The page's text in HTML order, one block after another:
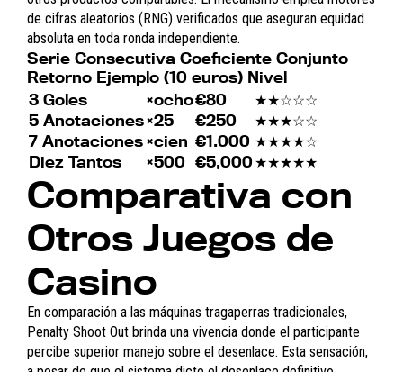
de cifras aleatorios (RNG) verificados que aseguran equidad
absoluta en toda ronda independiente.
Serie Consecutiva Coeficiente Conjunto
Retorno Ejemplo (10 euros) Nivel
3 Goles
×ocho€80
★★☆☆☆
5 Anotaciones×25 €250
★★★☆☆
7 Anotaciones×cien €1.000 ★★★★☆
Diez Tantos
×500 €5,000★★★★★
Comparativa con
Otros Juegos de
Casino
En comparación a las máquinas tragaperras tradicionales,
Penalty Shoot Out brinda una vivencia donde el participante
percibe superior manejo sobre el desenlace. Esta sensación,